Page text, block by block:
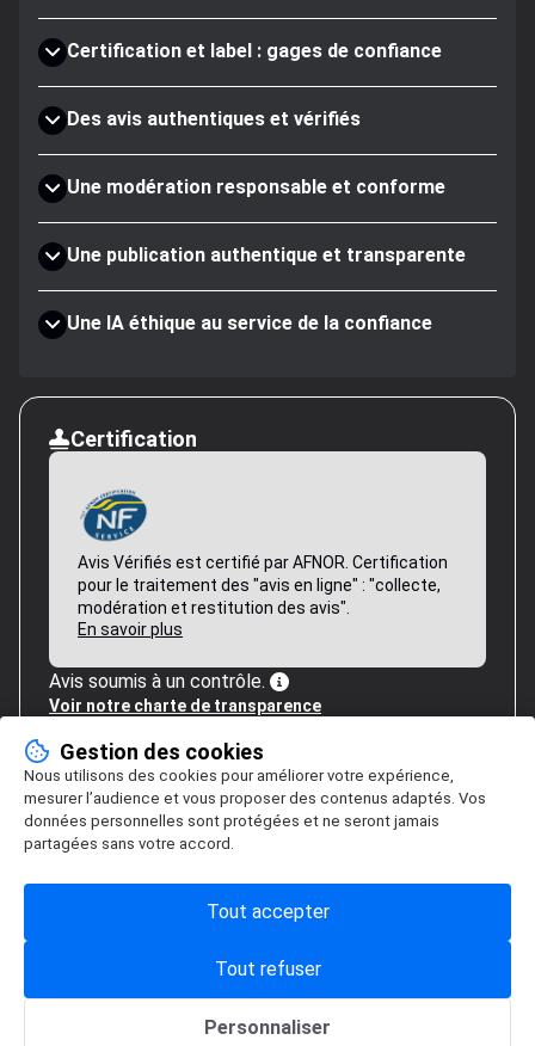
Certification et label : gages de confiance
Des avis authentiques et vérifiés
Une modération responsable et conforme
Une publication authentique et transparente
Une IA éthique au service de la confiance
Certification
Avis Vérifiés est certifié par AFNOR. Certification
pour le traitement des "avis en ligne" : "collecte,
modération et restitution des avis".
En savoir plus
Avis soumis à un contrôle.
Voir notre charte de transparence
Gestion des cookies
Gestion des cookies
Nous utilisons des cookies pour améliorer votre expérience,
mesurer l’audience et vous proposer des contenus adaptés. Vos
données personnelles sont protégées et ne seront jamais
partagées sans votre accord.
Personnaliser
Tout refuser
Tout accepter